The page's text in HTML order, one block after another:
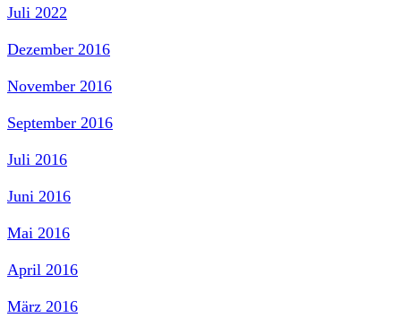
Juli 2022
Dezember 2016
November 2016
September 2016
Juli 2016
Juni 2016
Mai 2016
April 2016
März 2016